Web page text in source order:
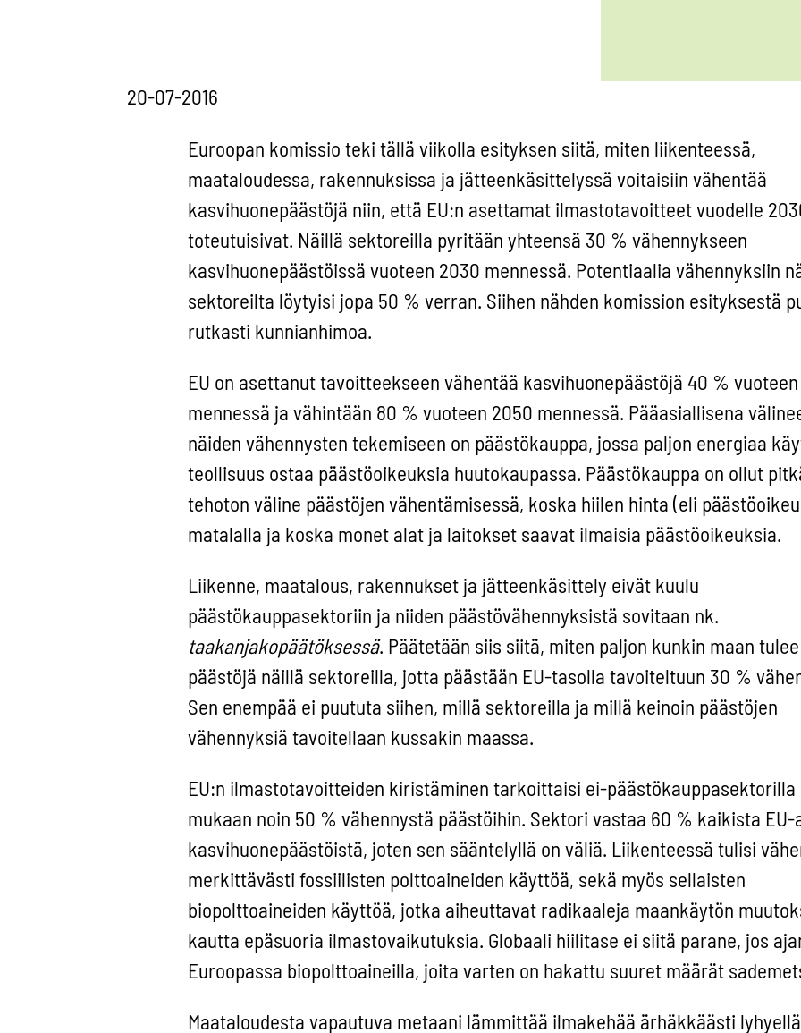
20-07-2016
Euroopan komissio teki tällä viikolla esityksen siitä, miten liikenteessä,
maataloudessa, rakennuksissa ja jätteenkäsittelyssä voitaisiin vähentää
kasvihuonepäästöjä niin, että EU:n asettamat ilmastotavoitteet vuodelle
toteutuisivat. Näillä sektoreilla pyritään yhteensä 30 % vähennykseen
kasvihuonepäästöissä vuoteen 2030 mennessä. Potentiaalia vähennyksiin
sektoreilta löytyisi jopa 50 % verran. Siihen nähden komission esityksestä
rutkasti kunnianhimoa.
EU on asettanut tavoitteekseen vähentää kasvihuonepäästöjä 40 %
mennessä ja vähintään 80 % vuoteen 2050 mennessä. Pääasiallisena
näiden vähennysten tekemiseen on päästökauppa, jossa paljon energiaa
teollisuus ostaa päästöoikeuksia huutokaupassa. Päästökauppa on ollut
tehoton väline päästöjen vähentämisessä, koska hiilen hinta (eli
matalalla ja koska monet alat ja laitokset saavat ilmaisia päästöoikeuksia.
Liikenne, maatalous, rakennukset ja jätteenkäsittely eivät kuulu
päästökauppasektoriin ja niiden päästövähennyksistä sovitaan nk.
taakanjakopäätöksessä. Päätetään siis siitä, miten paljon kunkin maan
päästöjä näillä sektoreilla, jotta päästään EU-tasolla tavoiteltuun 30 %
Sen enempää ei puututa siihen, millä sektoreilla ja millä keinoin päästöjen
vähennyksiä tavoitellaan kussakin maassa.
EU:n ilmastotavoitteiden kiristäminen tarkoittaisi ei-päästökauppasektorilla
mukaan noin 50 % vähennystä päästöihin. Sektori vastaa 60 % kaikista EU-
kasvihuonepäästöistä, joten sen sääntelyllä on väliä. Liikenteessä tulisi
merkittävästi fossiilisten polttoaineiden käyttöä, sekä myös sellaisten
biopolttoaineiden käyttöä, jotka aiheuttavat radikaaleja maankäytön
kautta epäsuoria ilmastovaikutuksia. Globaali hiilitase ei siitä parane, jos
Euroopassa biopolttoaineilla, joita varten on hakattu suuret määrät
Maataloudesta vapautuva metaani lämmittää ilmakehää ärhäkkäästi lyhyellä